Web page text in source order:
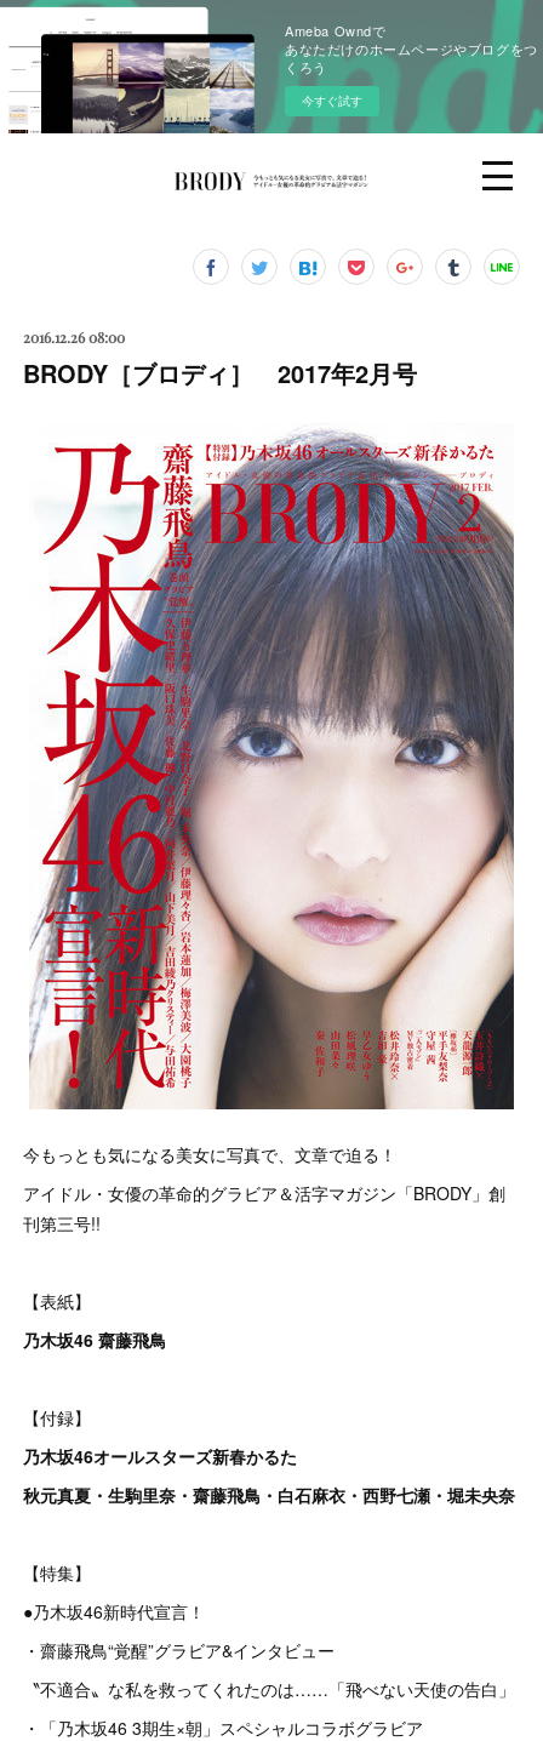
Ameba Owndで
あなただけのホームページやブログをつ
くろう
今すぐ試す
2016.12.26 08:00
BRODY［ブロディ］ 2017年2月号
今もっとも気になる美女に写真で、文章で迫る！
アイドル・女優の革命的グラビア＆活字マガジン「BRODY」創
刊第三号!!
【表紙】
乃木坂46 齋藤飛鳥
【付録】
乃木坂46オールスターズ新春かるた
秋元真夏・生駒里奈・齋藤飛鳥・白石麻衣・西野七瀬・堀未央奈
【特集】
●乃木坂46新時代宣言！
・齋藤飛鳥“覚醒”グラビア&インタビュー
〝不適合〟な私を救ってくれたのは……「飛べない天使の告白」
・「乃木坂46 3期生×朝」スペシャルコラボグラビア